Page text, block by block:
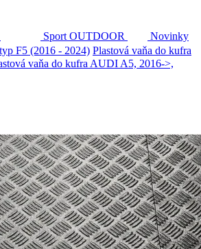
Sport OUTDOOR
Novinky
F5 (2016 - 2024) Plastová vaňa do kufra
vaňa do kufra AUDI A5, 2016->,